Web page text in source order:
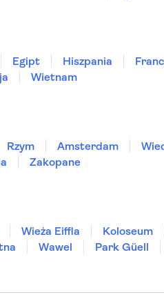
Egipt Hiszpania
Wietnam
Rzym Amsterdam
Zakopane
Wieża Eiffla Koloseum
Wawel Park Güell